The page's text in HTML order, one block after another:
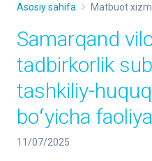
Asosiy sahifa Matbuot
Samarqand
tadbirkorlik
tashkiliy-
boʻyicha
11/07/2025